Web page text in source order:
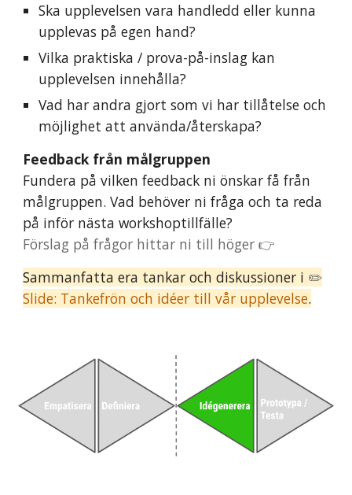
Ska upplevelsen vara handledd eller kunna
upplevas på egen hand?
Vilka praktiska / prova-på-inslag kan
upplevelsen innehålla?
Vad har andra gjort som vi har tillåtelse och
möjlighet att använda/återskapa?
Feedback från målgruppen
Fundera på vilken feedback ni önskar få från
målgruppen. Vad behöver ni fråga och ta reda
på inför nästa workshoptillfälle?
Förslag på frågor hittar ni till höger 👉
Sammanfatta era tankar och diskussioner i ✏️
Slide: Tankefrön och idéer till vår upplevelse.